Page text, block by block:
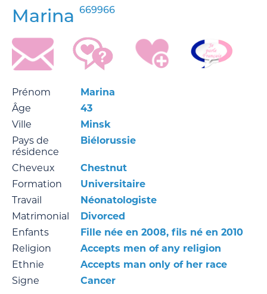
Marina 669966
Prénom
Marina
Âge
43
Ville
Minsk
Pays de
résidence
Biélorussie
Cheveux
Chestnut
Formation
Universitaire
Travail
Néonatologiste
Matrimonial
Divorced
Enfants
Fille née en 2008, fils né en 2010
Religion
Accepts men of any religion
Ethnie
Accepts man only of her race
Signe
Cancer